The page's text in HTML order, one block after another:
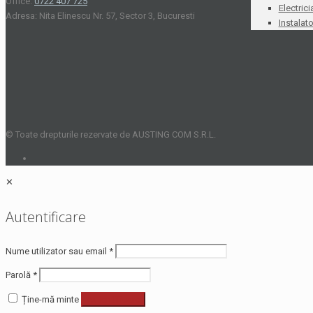
Adresa: Nita Elinescu Nr. 57, Sector 3, Bucuresti
© Toate drepturile rezervate de AUSTING COM S.R.L.
✕
Autentificare
Nume utilizator sau email *
Parolă *
Ține-mă minte